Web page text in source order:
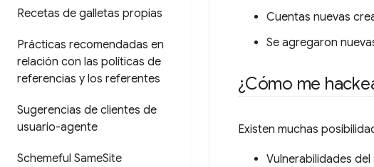
Recetas de galletas propias
Prácticas recomendadas en
relación con las políticas de
referencias y los referentes
Sugerencias de clientes de
usuario-agente
Schemeful SameSite
Cuentas nuevas
Se agregaron
¿Cómo me
Existen muchas
Vulnerabilidades